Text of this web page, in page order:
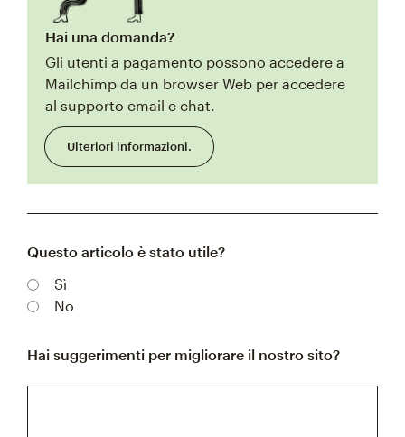
Hai una domanda?
Gli utenti a pagamento possono accedere a
Mailchimp da un browser Web per accedere
al supporto email e chat.
Ulteriori informazioni.
Questo articolo è stato utile?
Sì
No
Hai suggerimenti per migliorare il nostro sito?